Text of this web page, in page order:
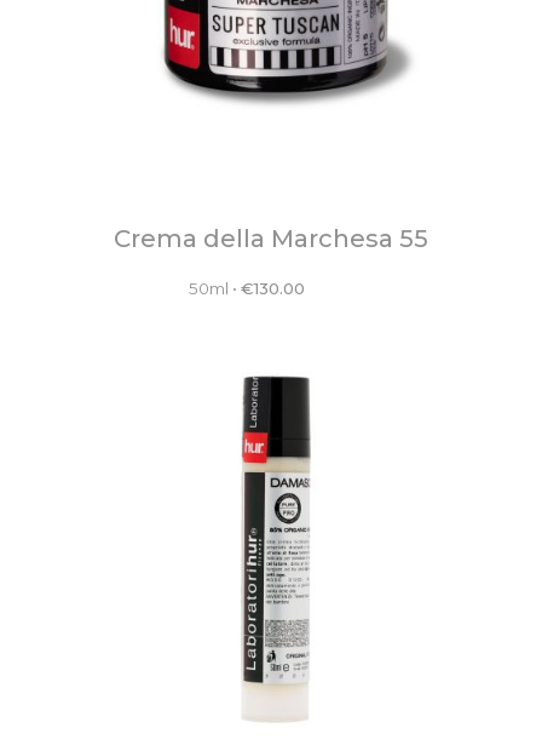
Crema della Marchesa 55
50ml • €130.00